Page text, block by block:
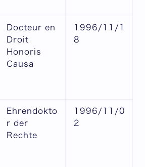
Docteur en
Droit
Honoris
Causa
1996/11/1
8
Ehrendokto
r der
Rechte
1996/11/0
2